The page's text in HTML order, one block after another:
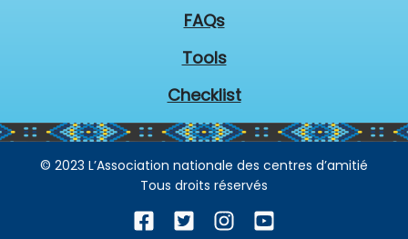
FAQs
Tools
Checklist
© 2023 L’Association nationale des centres d’amitié
Tous droits réservés